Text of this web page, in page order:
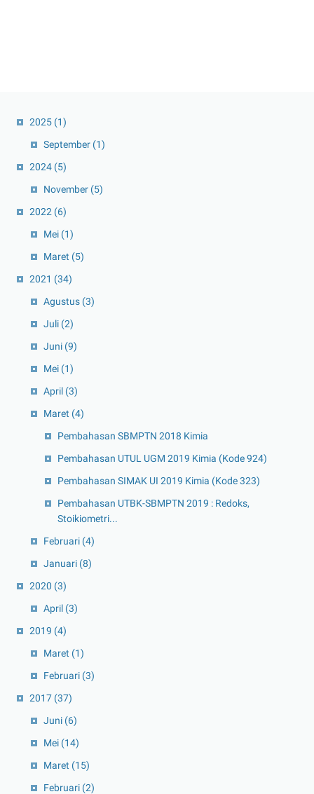
2025 (1)
September (1)
2024 (5)
November (5)
2022 (6)
Mei (1)
Maret (5)
2021 (34)
Agustus (3)
Juli (2)
Juni (9)
Mei (1)
April (3)
Maret (4)
Pembahasan SBMPTN 2018 Kimia
Pembahasan UTUL UGM 2019 Kimia (Kode 924)
Pembahasan SIMAK UI 2019 Kimia (Kode 323)
Pembahasan UTBK-SBMPTN 2019 : Redoks,
Stoikiometri...
Februari (4)
Januari (8)
2020 (3)
April (3)
2019 (4)
Maret (1)
Februari (3)
2017 (37)
Juni (6)
Mei (14)
Maret (15)
Februari (2)